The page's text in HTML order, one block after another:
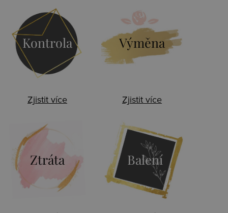
Kontrola
Zjistit více
Výměna
Zjistit více
Ztráta Balení